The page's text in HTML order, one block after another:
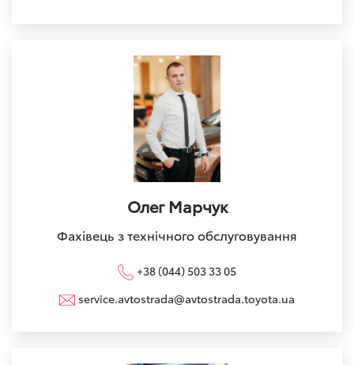
Олег Марчук
Фахівець з технічного обслуговування
+38 (044) 503 33 05
service.avtostrada@avtostrada.toyota.ua